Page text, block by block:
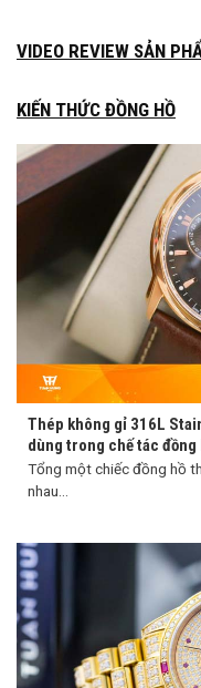
VIDEO REVIEW SẢN
KIẾN THỨC ĐỒNG HỒ
Thép không gỉ 316L
dùng trong chế tác đồng
Tổng một chiếc đồng hồ
nhau...